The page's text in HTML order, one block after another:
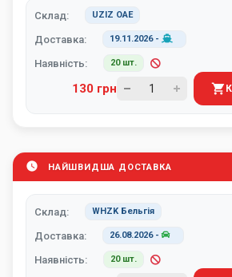
Склад: UZIZ ОАЕ
Доставка: 19.11.2026-
Наявність: 20 шт.
130 грн
НАЙШВИДША ДОСТАВКА
Склад: WHZK Бельгія
Доставка: 26.08.2026-
Наявність: 20 шт.